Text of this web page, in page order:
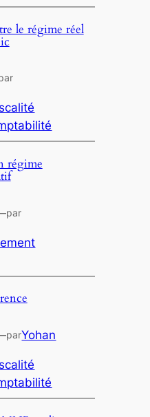
le régime réel
régime
par
parYohan